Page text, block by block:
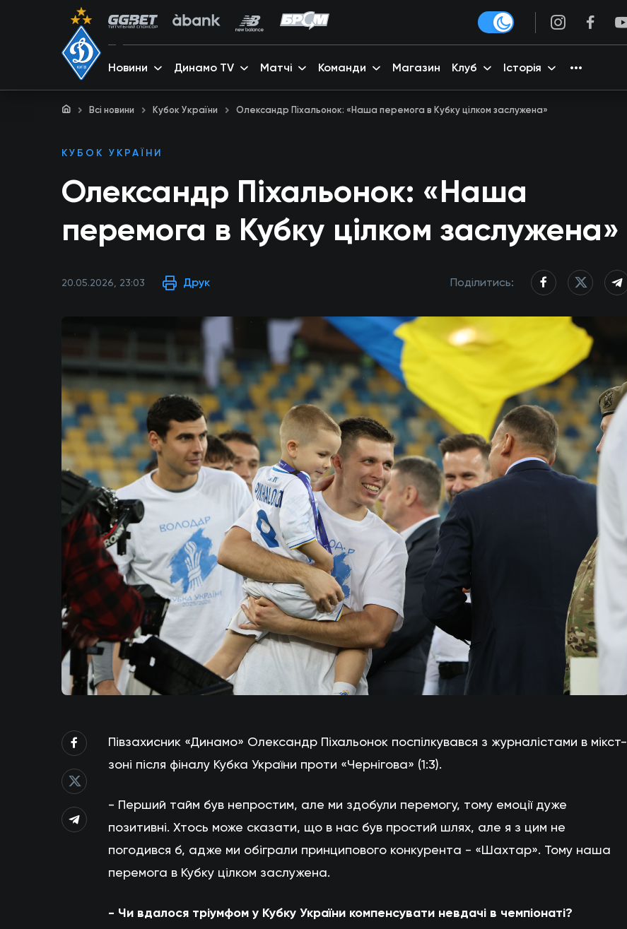
Новини Динамо TV Матчі Команди Магазин Клуб Історія
Всі новини Кубок України Олександр Піхальонок: «Наша перемога в Кубку цілком заслужена»
КУБОК УКРАЇНИ
Олександр Піхальонок: «Наша
перемога в Кубку цілком заслужена»
20.05.2026, 23:03 Друк Поділитись:
Півзахисник «Динамо» Олександр Піхальонок поспілкувався з журналістами в мікст-
зоні після фіналу Кубка України проти «Чернігова» (1:3).
- Перший тайм був непростим, але ми здобули перемогу, тому емоції дуже
позитивні. Хтось може сказати, що в нас був простий шлях, але я з цим не
погодився б, адже ми обіграли принципового конкурента - «Шахтар». Тому наша
перемога в Кубку цілком заслужена.
- Чи вдалося тріумфом у Кубку України компенсувати невдачі в чемпіонаті?